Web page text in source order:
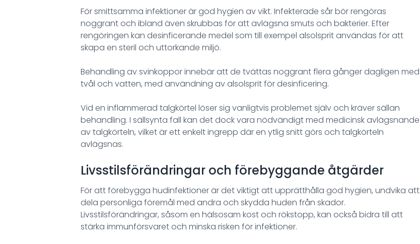
För smittsamma infektioner är god hygien av vikt. Infekterade sår bör rengöras
noggrant och ibland även skrubbas för att avlägsna smuts och bakterier. Efter
rengöringen kan desinficerande medel som till exempel alsolsprit användas för att
skapa en steril och uttorkande miljö.
Behandling av svinkoppor innebär att de tvättas noggrant flera gånger dagligen med
tvål och vatten, med användning av alsolsprit för desinficering.
Vid en inflammerad talgkörtel löser sig vanligtvis problemet själv och kräver sällan
behandling. I sällsynta fall kan det dock vara nödvändigt med medicinsk avlägsnande
av talgkörteln, vilket är ett enkelt ingrepp där en ytlig snitt görs och talgkörteln
avlägsnas.
Livsstilsförändringar och förebyggande åtgärder
För att förebygga hudinfektioner är det viktigt att upprätthålla god hygien, undvika att
dela personliga föremål med andra och skydda huden från skador.
Livsstilsförändringar, såsom en hälsosam kost och rökstopp, kan också bidra till att
stärka immunförsvaret och minska risken för infektioner.